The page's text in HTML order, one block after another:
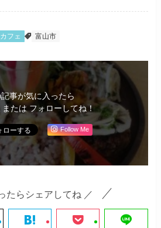
フェ 富山市
記事が気に入ったら
または フォローしてね！
Follow Me
たらシェアしてね ／